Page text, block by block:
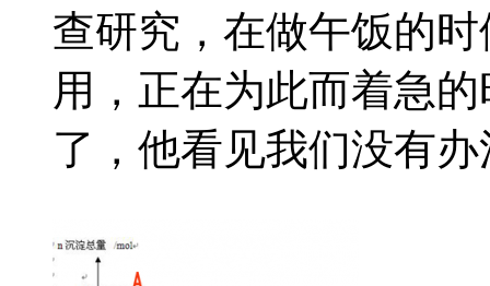
查研究，在做午饭的
用，正在为此而着急
了，他看见我们没有办